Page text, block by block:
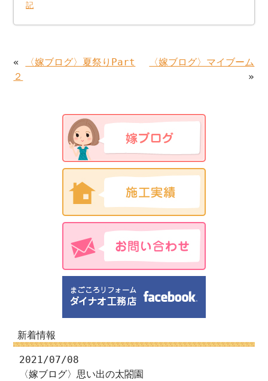
記
«
〈嫁ブログ〉夏祭りPart
２
〈嫁ブログ〉マイブーム
»
新着情報
2021/07/08
〈嫁ブログ〉思い出の太閤園